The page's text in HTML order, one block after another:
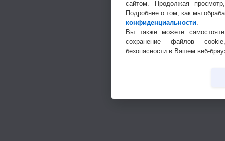
сайтом. Продолжая
Подробнее о том, как мы
конфиденциальности.
Вы также можете
сохранение файлов
безопасности в Вашем веб-